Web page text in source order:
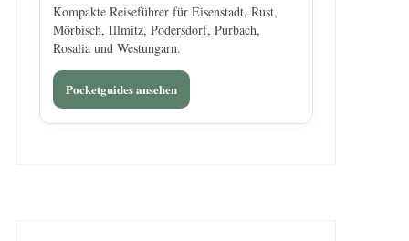
Kompakte Reiseführer für Eisenstadt, Rust,
Mörbisch, Illmitz, Podersdorf, Purbach,
Rosalia und Westungarn.
Pocketguides ansehen